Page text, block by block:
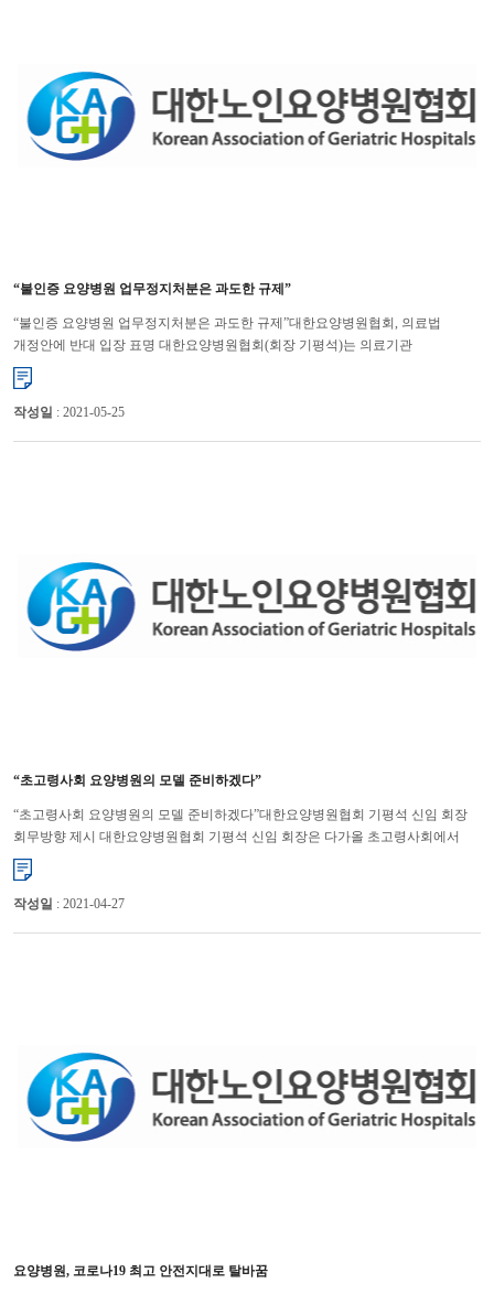
“불인증 요양병원 업무정지처분은 과도한 규제”
“불인증 요양병원 업무정지처분은 과도한 규제”대한요양병원협회, 의료법
개정안에 반대 입장 표명 대한요양병원협회(회장 기평석)는 의료기관
인증평가에서 불인증 등을 받은 요양병원을 업무정지 처분하도록 한 의료...
작성일 : 2021-05-25
“초고령사회 요양병원의 모델 준비하겠다”
“초고령사회 요양병원의 모델 준비하겠다”대한요양병원협회 기평석 신임 회장
회무방향 제시 대한요양병원협회 기평석 신임 회장은 다가올 초고령사회에서
요양병원이 어떤 역할을 할 것인지 준비해 나가겠다고 밝혔다...
작성일 : 2021-04-27
요양병원, 코로나19 최고 안전지대로 탈바꿈